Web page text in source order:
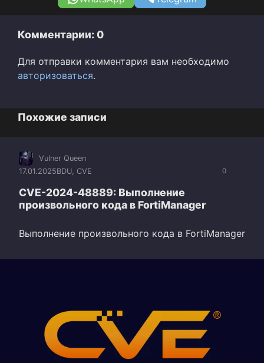
Комментарии: 0
Для отправки комментария вам необходимо
авторизоваться.
Похожие записи
0
Vulner Queen
17.01.2025BDU, CVE
CVE-2024-48889: Выполнение
произвольного кода в FortiManager
Выполнение произвольного кода в FortiManager